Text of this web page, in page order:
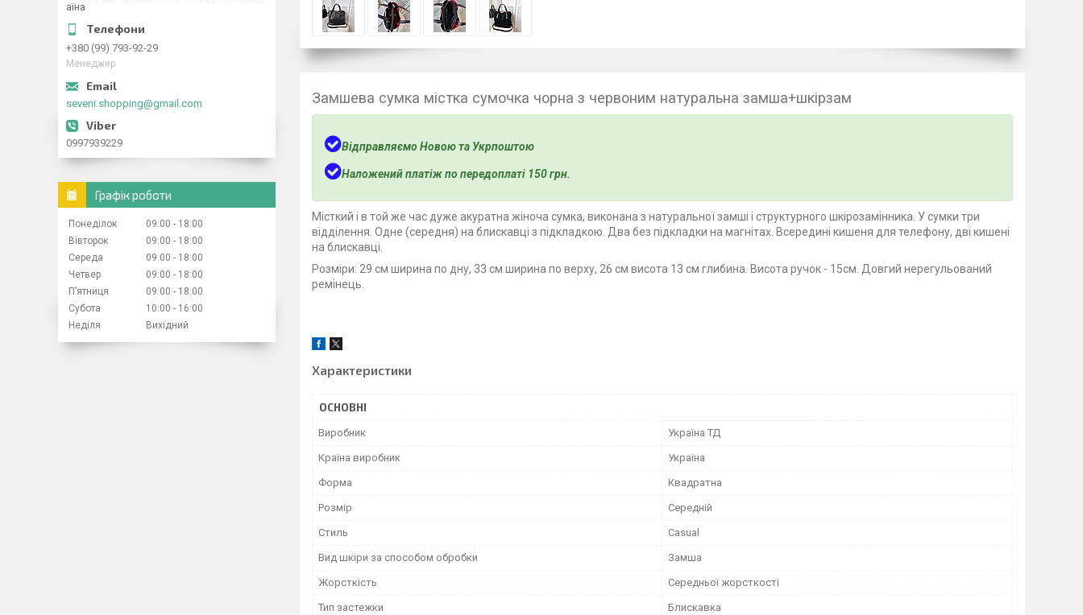
Замшева сумка містка сумочка чорна з червоним натуральна замша+шкірзам
Відправляємо Новою та Укрпоштою
Наложений платіж по передоплаті 150 грн.
Місткий і в той же час дуже акуратна жіноча сумка, виконана з натуральної замші і структурного шкірозамінника. У сумки три
відділення. Одне (середня) на блискавці з підкладкою. Два без підкладки на магнітах. Всередині кишеня для телефону, дві кишені
на блискавці.
Розміри: 29 см ширина по дну, 33 см ширина по верху, 26 см висота 13 см глибина. Висота ручок - 15см. Довгий нерегульований
ремінець.
Характеристики
ОСНОВНІ
Виробник Україна ТД
Країна виробник Україна
Форма Квадратна
Розмір Середній
Стиль Casual
Вид шкіри за способом обробки Замша
Жорсткість Середньої жорсткості
Тип застежки Блискавка
аїна
+380 (99) 793-92-29
Менеджер
seveni.shopping@gmail.com
0997939229
Графік роботи
Понеділок 09:00
18:00
Вівторок
09:00
18:00
Середа
09:00
18:00
Четвер
09:00
18:00
Пʼятниця
09:00
18:00
Субота
10:00
16:00
Неділя
Вихідний